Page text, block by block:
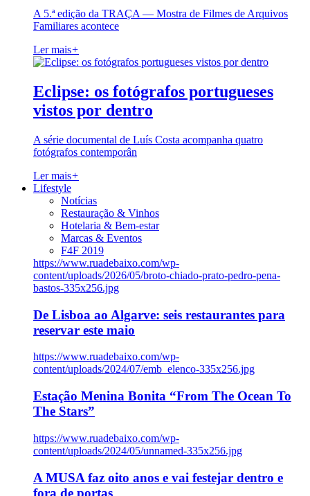
A 5.ª edição da TRAÇA — Mostra de Filmes de Arquivos
Familiares acontece
Ler mais+
Eclipse: os fotógrafos portugueses
vistos por dentro
A série documental de Luís Costa acompanha quatro
fotógrafos contemporân
Ler mais+
Lifestyle
Notícias
Restauração & Vinhos
Hotelaria & Bem-estar
Marcas & Eventos
F4F 2019
https://www.ruadebaixo.com/wp-
content/uploads/2026/05/broto-chiado-prato-pedro-pena-
bastos-335x256.jpg
De Lisboa ao Algarve: seis restaurantes para
reservar este maio
https://www.ruadebaixo.com/wp-
content/uploads/2024/07/emb_elenco-335x256.jpg
Estação Menina Bonita “From The Ocean To
The Stars”
https://www.ruadebaixo.com/wp-
content/uploads/2024/05/unnamed-335x256.jpg
A MUSA faz oito anos e vai festejar dentro e
fora de portas